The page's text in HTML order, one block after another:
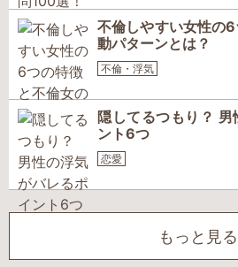
不倫しやすい女性の
動パターンとは？
不倫・浮気
隠してるつもり？
ント6つ
恋愛
もっと見る